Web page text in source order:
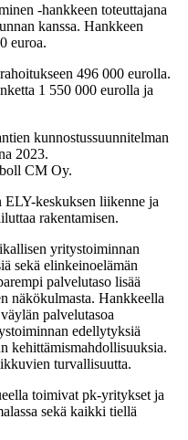
-hankkeen toteuttajana
kanssa. Hankkeen
euroa.
496 000 eurolla.
1 550 000 eurolla ja
kunnostussuunnitelman
2023.
CM Oy.
keskuksen liikenne ja
rakentamisen.
yritystoiminnan
sekä elinkeinoelämän
palvelutaso lisää
näkökulmasta. Hankkeella
palvelutasoa
edellytyksiä
kehittämismahdollisuuksia.
turvallisuutta.
toimivat pk-yritykset ja
sekä kaikki tiellä